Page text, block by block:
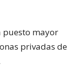
puesto mayor
privadas de